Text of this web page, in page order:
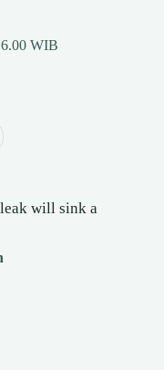
WIB
will sink a